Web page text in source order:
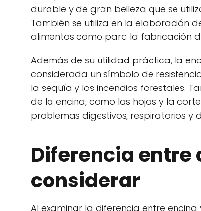
durable y de gran belleza que se
También se utiliza en la elaboración
alimentos como para la fabricación
Además de su utilidad práctica, la
considerada un símbolo de
la sequía y los incendios forestales.
de la encina, como las hojas y la
problemas digestivos, respiratorios y
Diferencia entre
considerar
Al examinar la diferencia entre